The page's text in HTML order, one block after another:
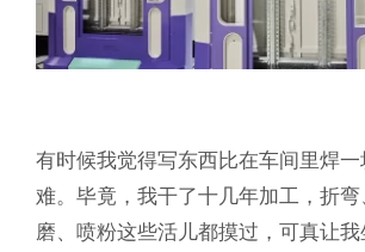
有时候我觉得写东西比在车间里焊
难。毕竟，我干了十几年加工，折
磨、喷粉这些活儿都摸过，可真让